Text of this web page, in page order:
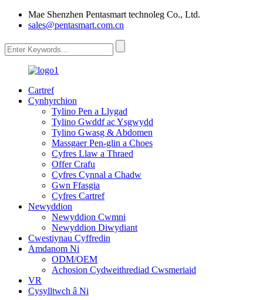
Mae Shenzhen Pentasmart technoleg Co., Ltd.
sales@pentasmart.com.cn
Cartref
Cynhyrchion
Tylino Pen a Llygad
Tylino Gwddf ac Ysgwydd
Tylino Gwasg & Abdomen
Massgaer Pen-glin a Choes
Cyfres Llaw a Thraed
Offer Crafu
Cyfres Cynnal a Chadw
Gwn Ffasgia
Cyfres Cartref
Newyddion
Newyddion Cwmni
Newyddion Diwydiant
Cwestiynau Cyffredin
Amdanom Ni
ODM/OEM
Achosion Cydweithrediad Cwsmeriaid
VR
Cysylltwch â Ni